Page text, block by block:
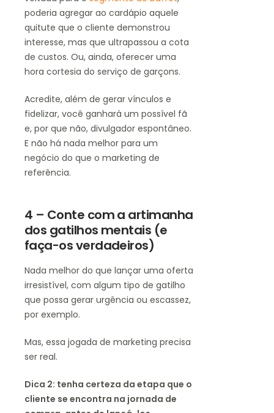
poderia agregar ao cardápio aquele
quitute que o cliente demonstrou
interesse, mas que ultrapassou a cota
de custos. Ou, ainda, oferecer uma
hora cortesia do serviço de garçons.
Acredite, além de gerar vínculos e
fidelizar, você ganhará um possível fã
e, por que não, divulgador espontâneo.
E não há nada melhor para um
negócio do que o marketing de
referência.
4 – Conte com a artimanha
dos gatilhos mentais (e
faça-os verdadeiros)
Nada melhor do que lançar uma oferta
irresistível, com algum tipo de gatilho
que possa gerar urgência ou escassez,
por exemplo.
Mas, essa jogada de marketing precisa
ser real.
Dica 2: tenha certeza da etapa que o
cliente se encontra na jornada de